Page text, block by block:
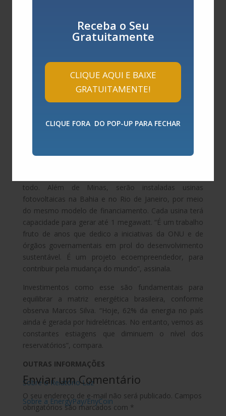
Receba o Seu
Gratuitamente
CLIQUE AQUI E BAIXE
GRATUITAMENTE!
CLIQUE FORA DO POP-UP PARA FECHAR
desenvolvidos conjuntamente com a ONU, e ainda em
movimentos de formação e renovação cidadã e
renováveis Marcos Rocha Martins Silva constata que,
diante do diagnóstico, é preciso ação para reverter
esse cenário. Em dezembro último, por meio da
EnergyPay, do qual é CEO, Marcos Silva lançou um
de energia solar a partir das taxas de transação de
A primeira usina já está em implantação, em Itaobim,
todo. Além de Minas, serão instaladas usinas
fotovoltaicas na Bahia e no Rio de Janeiro, por meio
do mesmo modelo de financiamento. Cada usina terá
capacidade para gerar até 1 megawatt. “É um trabalho
fruto de anos que dedico a iniciativas da ONU e de
órgãos governamentais em prol do desenvolvimento
sustentável. É um projeto ecoempreendedor, para
contribuir pela mudança do mundo”, assinala.
Investimentos como esse são fundamentais para
equilibrar a matriz energética brasileira, conforme
observa Marcos Silva. “Hoje, 62% da energia no país
ainda é gerada por hidrelétricas. No entanto, vemos as
constantes estiagens que diminuem o nível dos
reservatórios”, compara.
OUTRAS INFORMAÇÕES
Sobre o Relatório Luz
Sobre a EnergyPay/EnyCoin
Enviar um Comentário
O seu endereço de e-mail não será publicado. Campos
obrigatórios são marcados com *